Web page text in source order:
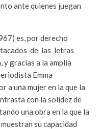
ante quienes juegan
es, por derecho
de las letras
gracias a la amplia
Emma
a una mujer en la que la
con la solidez de
una obra en la que la
su capacidad